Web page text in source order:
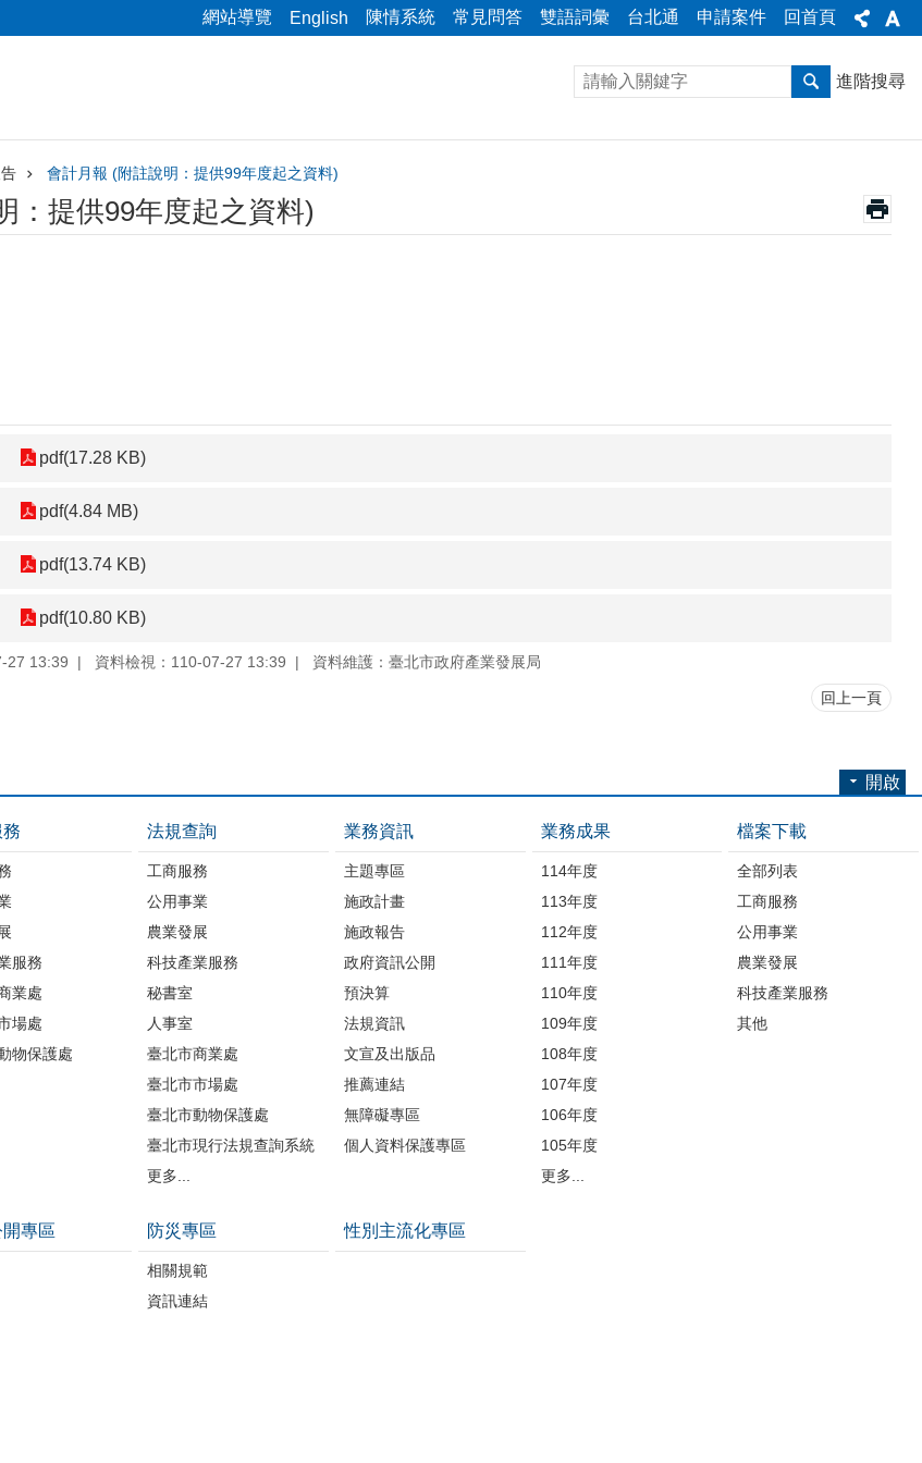
網站導覽 English 陳情系統 常見問答 雙語詞彙 台北通 申請案件 回首頁
進階搜尋
會計月報 (附註說明：提供99年度起之資料)
：提供99年度起之資料)
pdf(17.28 KB)
pdf(4.84 MB)
pdf(13.74 KB)
pdf(10.80 KB)
27 13:39 資料檢視：110-07-27 13:39 資料維護：臺北市政府產業發展局
回上一頁
開啟
服務
業處
場處
物保護處
法規查詢
工商服務
公用事業
農業發展
科技產業服務
秘書室
人事室
臺北市商業處
臺北市市場處
臺北市動物保護處
臺北市現行法規查詢系統
更多...
業務資訊
主題專區
施政計畫
施政報告
政府資訊公開
預決算
法規資訊
文宣及出版品
推薦連結
無障礙專區
個人資料保護專區
業務成果
114年度
113年度
112年度
111年度
110年度
109年度
108年度
107年度
106年度
105年度
更多...
檔案下載
全部列表
工商服務
公用事業
農業發展
科技產業服務
其他
專區 防災專區
相關規範
資訊連結
性別主流化專區